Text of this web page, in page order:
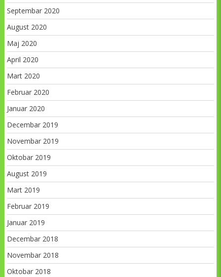
Septembar 2020
August 2020
Maj 2020
April 2020
Mart 2020
Februar 2020
Januar 2020
Decembar 2019
Novembar 2019
Oktobar 2019
August 2019
Mart 2019
Februar 2019
Januar 2019
Decembar 2018
Novembar 2018
Oktobar 2018